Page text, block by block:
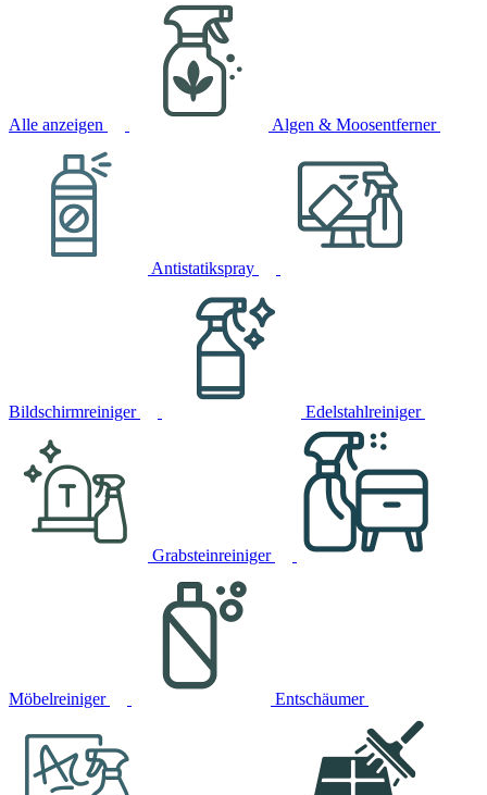
Alle anzeigen Algen & Moosentferner
Antistatikspray
Bildschirmreiniger Edelstahlreiniger
Grabsteinreiniger
Möbelreiniger Entschäumer